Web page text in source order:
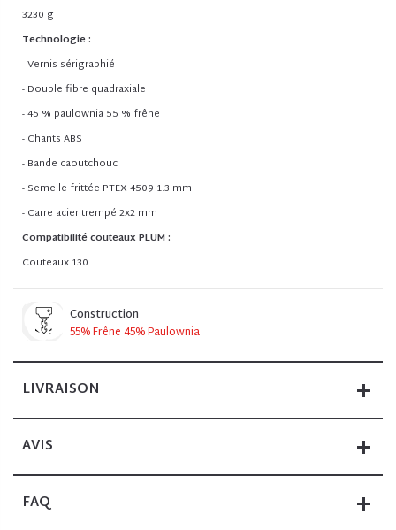
3230 g
Technologie :
- Vernis sérigraphié
- Double fibre quadraxiale
- 45 % paulownia 55 % frêne
- Chants ABS
- Bande caoutchouc
- Semelle frittée PTEX 4509 1.3 mm
- Carre acier trempé 2x2 mm
Compatibilité couteaux PLUM :
Couteaux 130
Construction
55% Frêne 45% Paulownia
LIVRAISON
AVIS
FAQ